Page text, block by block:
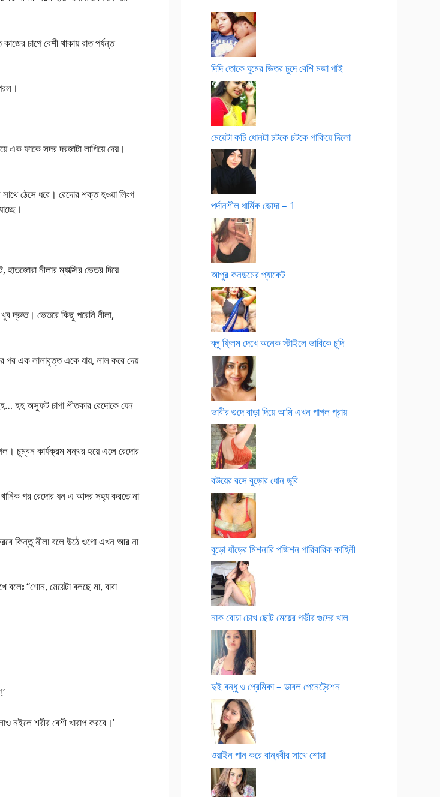
চাপে বেশী থাকায় রাত পর্যন্ত
এক ফাকে সদর দরজাটা লাগিয়ে দেয়।
ঠেসে ধরে। রেদোর শক্ত হওয়া লিংগ
নীলার ম্যাক্সির ভেতর দিয়ে
খুব দ্রুত। ভেতরে কিছু পরেনি নীলা,
পর এক লালাবৃত্ত একে যায়, লাল করে দেয়
হহ অস্ফুট চাপা শীতকার রেদোকে যেন
চুম্বন কার্যক্রম মন্থর হয়ে এলে রেদোর
পর রেদোর ধন এ আদর সহ্য করতে না
কিন্তু নীলা বলে উঠে ওগো এখন আর না
বলেঃ “শোন, মেয়েটা বলছে মা, বাবা
নইলে শরীর বেশী খারাপ করবে।’
দিদি তোকে ঘুমের ভিতর চুদে বেশি মজা পাই
মেয়েটা কচি ধোনটা চটকে চটকে পাকিয়ে দিলো
পর্দানশীল ধার্মিক ভোদা – 1
আপুর কনডমের প্যাকেট
ব্লু ফ্লিম দেখে অনেক স্টাইলে ভাবিকে চুদি
ভাবীর গুদে বাড়া দিয়ে আমি এখন পাগল প্রায়
বউয়ের রসে বুড়োর ধোন ডুবি
বুড়ো ষাঁড়ের মিশনারি পজিশন পারিবারিক কাহিনী
নাক বোচা চোখ ছোট মেয়ের গভীর গুদের খাল
দুই বন্ধু ও প্রেমিকা – ডাবল পেনেট্রেশন
ওয়াইন পান করে বান্ধবীর সাথে শোয়া